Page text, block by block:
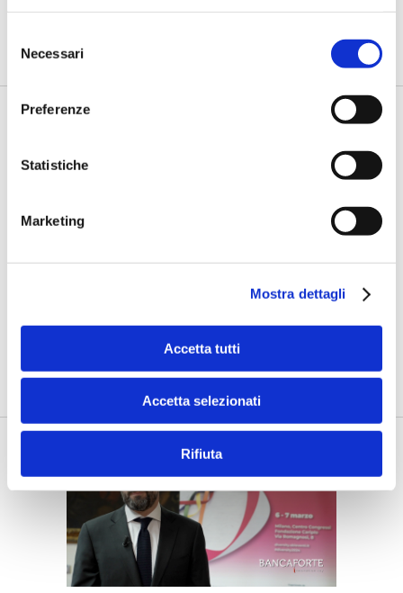
delNecessari
Preferenze
Statistiche
Marketing
Mostra dettagli
Accetta tutti
Accetta selezionati
Rifiuta
Ambrosoli (F. Banca Popolare di
Milano - BPM): Banche protagoniste
di un cambiamento culturale
di Maddalena Libertini, Flavio Padovan -
Presidente di Banca Aletti e Fondazione BPM...